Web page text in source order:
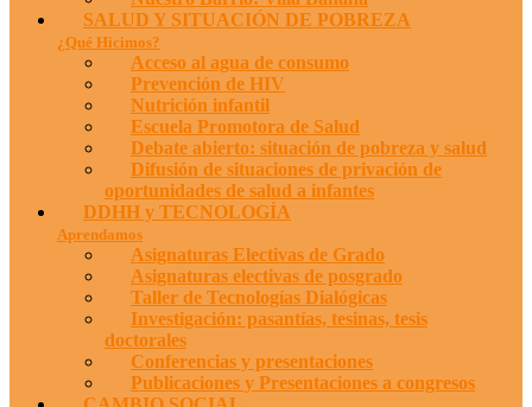
SALUD Y SITUACIÓN DE POBREZA
¿Qué Hicimos?
Acceso al agua de consumo
Prevención de HIV
Nutrición infantil
Escuela Promotora de Salud
Debate abierto: situación de pobreza y salud
Difusión de situaciones de privación de
oportunidades de salud a infantes
DDHH y TECNOLOGÍA
Aprendamos
Asignaturas Electivas de Grado
Asignaturas electivas de posgrado
Taller de Tecnologías Dialógicas
Investigación: pasantías, tesinas, tesis
doctorales
Conferencias y presentaciones
Publicaciones y Presentaciones a congresos